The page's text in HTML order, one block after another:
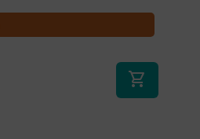
shopping_cart